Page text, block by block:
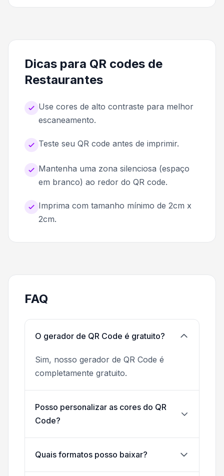
Dicas para QR codes de
Restaurantes
Use cores de alto contraste para melhor
escaneamento.
Teste seu QR code antes de imprimir.
Mantenha uma zona silenciosa (espaço
em branco) ao redor do QR code.
Imprima com tamanho mínimo de 2cm x
2cm.
FAQ
O gerador de QR Code é gratuito?
Sim, nosso gerador de QR Code é
completamente gratuito.
Posso personalizar as cores do QR
Code?
Quais formatos posso baixar?